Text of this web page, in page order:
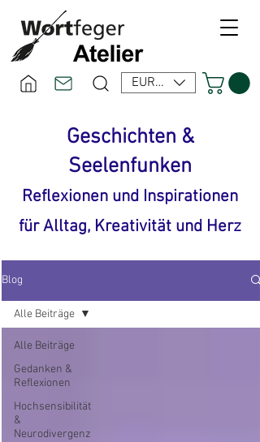
EUR (€)
Geschichten &
Seelenfunken
Reflexionen und Inspirationen
für Alltag, Kreativität und Herz
Blog
Alle Beiträge
Gedanken &
Reflexionen
Hochsensibilität
&
Neurodivergenz
Alle Beiträge